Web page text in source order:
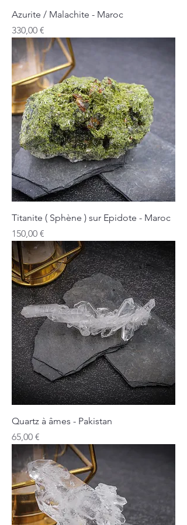
Azurite / Malachite - Maroc
Prix
330,00 €
Titanite ( Sphène ) sur Epidote - Maroc
Prix
150,00 €
Quartz à âmes - Pakistan
Prix
65,00 €